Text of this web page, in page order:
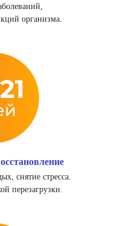
организма.
снятие стресса.
перезагрузки.